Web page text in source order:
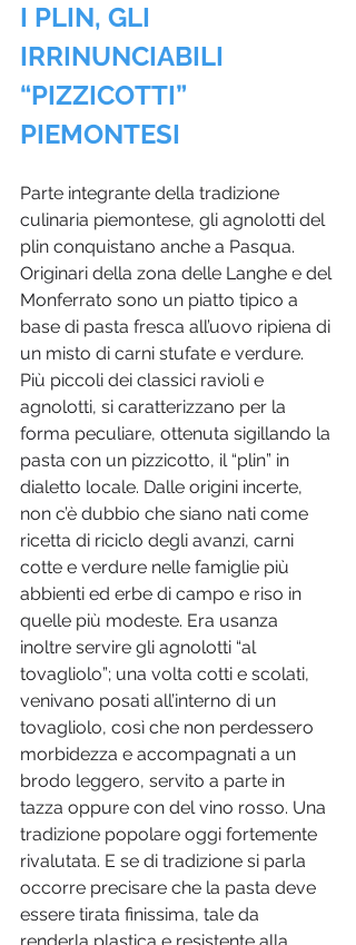
I PLIN, GLI
IRRINUNCIABILI
“PIZZICOTTI”
PIEMONTESI
Parte integrante della tradizione
culinaria piemontese, gli agnolotti del
plin conquistano anche a Pasqua.
Originari della zona delle Langhe e del
Monferrato sono un piatto tipico a
base di pasta fresca all’uovo ripiena di
un misto di carni stufate e verdure.
Più piccoli dei classici ravioli e
agnolotti, si caratterizzano per la
forma peculiare, ottenuta sigillando la
pasta con un pizzicotto, il “plin” in
dialetto locale. Dalle origini incerte,
non c’è dubbio che siano nati come
ricetta di riciclo degli avanzi, carni
cotte e verdure nelle famiglie più
abbienti ed erbe di campo e riso in
quelle più modeste. Era usanza
inoltre servire gli agnolotti “al
tovagliolo”; una volta cotti e scolati,
venivano posati all’interno di un
tovagliolo, così che non perdessero
morbidezza e accompagnati a un
brodo leggero, servito a parte in
tazza oppure con del vino rosso. Una
tradizione popolare oggi fortemente
rivalutata. E se di tradizione si parla
occorre precisare che la pasta deve
essere tirata finissima, tale da